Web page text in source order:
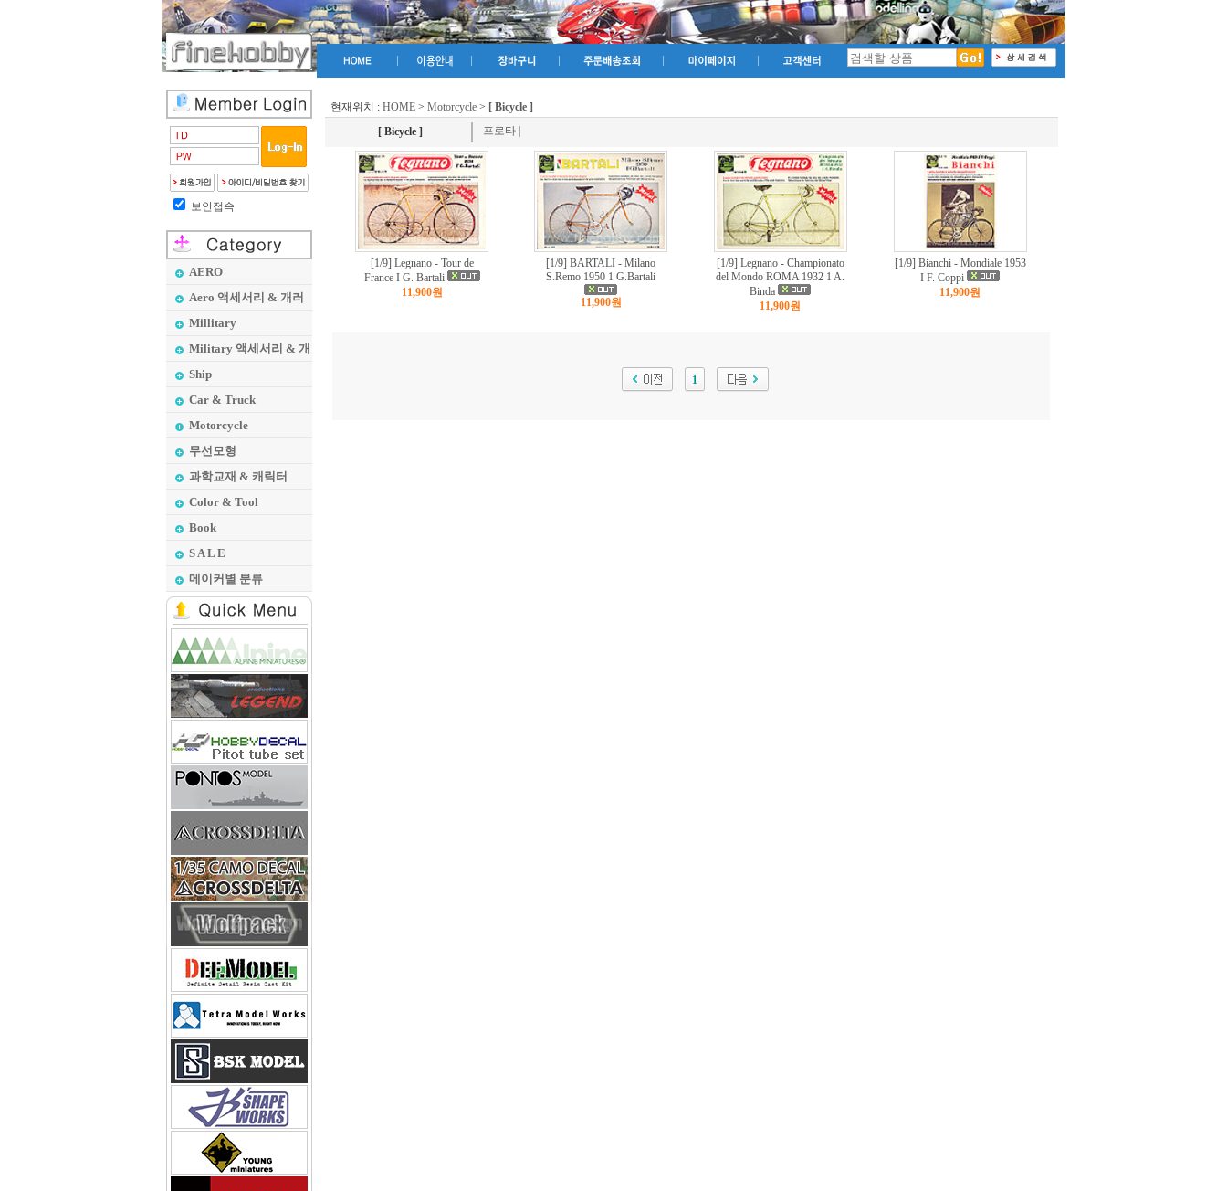
보안접속
AERO
Aero 액세서리 & 개러
지 메이커
Millitary
Military 액세서리 & 개
러지 메이커
Ship
Car & Truck
Motorcycle
무선모형
과학교재 & 캐릭터
Color & Tool
Book
S A L E
메이커별 분류
현재위치 : HOME> Motorcycle> [ Bicycle ]
[ Bicycle ]
프로타
[1/9] Legnano - Tour de
France I G. Bartali
11,900원
[1/9] BARTALI - Milano
S.Remo 1950 1 G.Bartali
11,900원
[1/9] Legnano - Championato
del Mondo ROMA 1932 1 A.
Binda
11,900원
[1/9] Bianchi - Mondiale 1953
I F. Coppi
11,900원
1